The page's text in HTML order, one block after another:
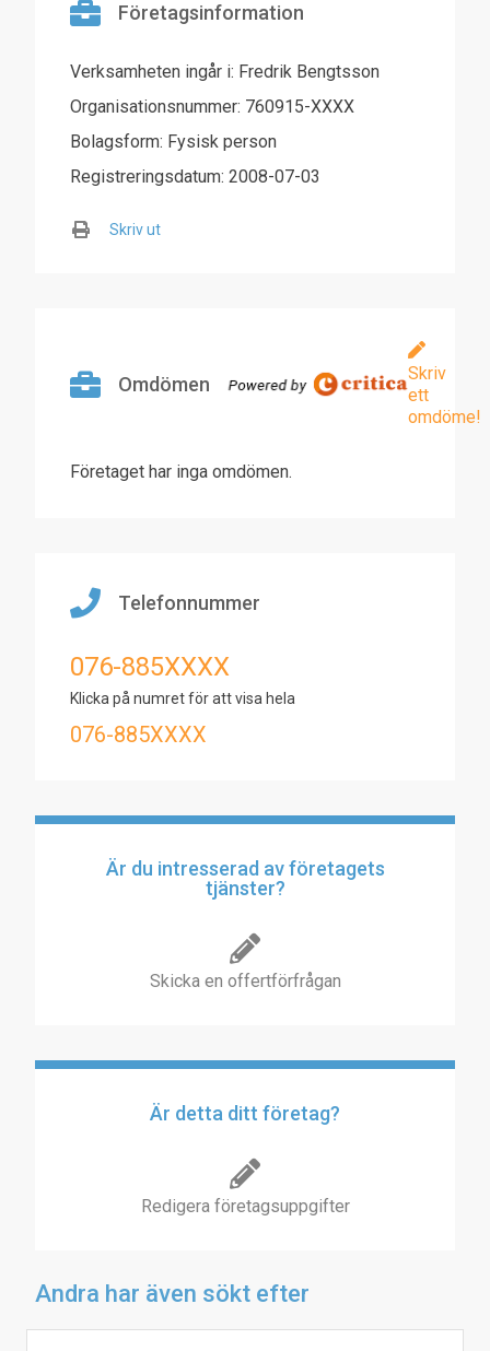
Företagsinformation
Verksamheten ingår i: Fredrik Bengtsson
Organisationsnummer: 760915-XXXX
Bolagsform: Fysisk person
Registreringsdatum: 2008-07-03
Skriv ut
Omdömen
Skriv
ett
omdöme!
Företaget har inga omdömen.
Telefonnummer
076-885XXXX
Klicka på numret för att visa hela
076-885XXXX
Är du intresserad av företagets
tjänster?
Skicka en offertförfrågan
Är detta ditt företag?
Redigera företagsuppgifter
Andra har även sökt efter